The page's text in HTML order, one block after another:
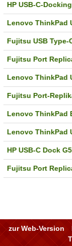
HP USB-C-
Lenovo ThinkPad
Fujitsu USB
Fujitsu Port
Lenovo ThinkPad
Fujitsu Port-
Lenovo ThinkPad
Lenovo ThinkPad
HP USB-C Dock G5
Fujitsu Port
zur Web-Version